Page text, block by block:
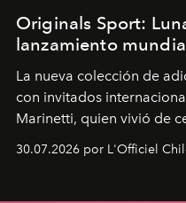
Originals Sport:
lanzamiento
La nueva colección de
con invitados
Marinetti, quien vivió de
30.07.2026 por L'Officiel